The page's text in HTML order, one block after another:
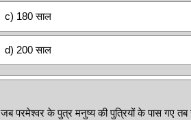
c) 180 साल
d) 200 साल
जब परमेश्वर के पुत्र मनुष्य की पुत्रियों के पास गए तब